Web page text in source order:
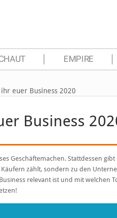
EMPIRE
euer Business 2020
Business
Geschäftemachen. Stattdessen
zählt, sondern zu den
relevant ist und mit welchen